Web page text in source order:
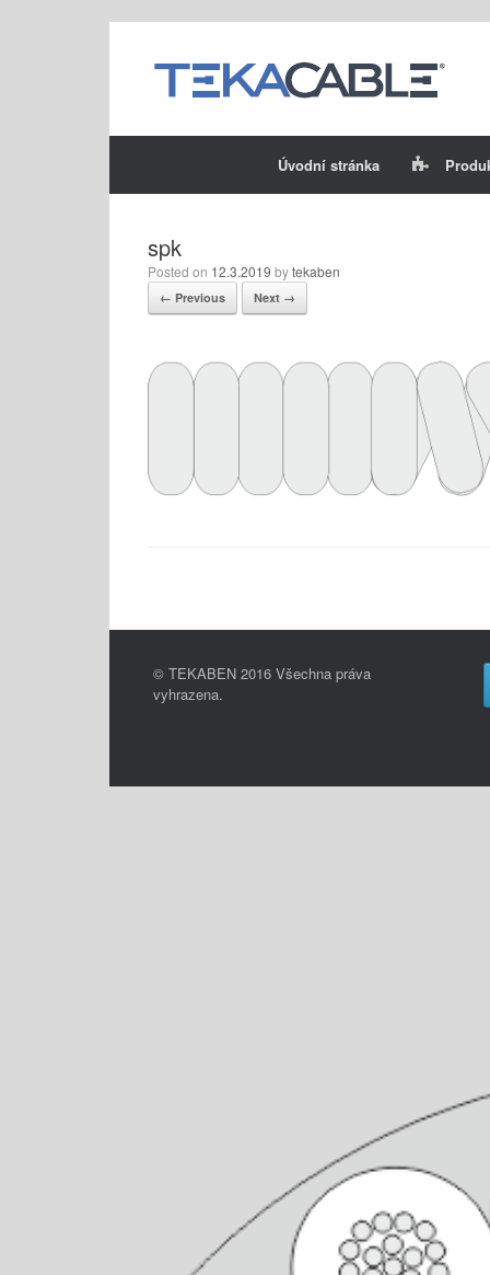
content
Úvodní stránka
spk
Posted on 12.3.2019 bytekaben
← Previous Next →
© TEKABEN 2016 Všechna práva
vyhrazena.